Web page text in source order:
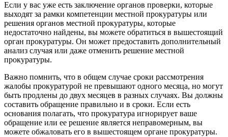
Если у вас уже есть заключение органов проверки, которые
выходят за рамки компетенции местной прокуратуры или
решения органов местной прокуратуры, которые
недостаточно найдены, вы можете обратиться в вышестоящий
орган прокуратуры. Он может предоставить дополнительный
анализ случая или даже отменить решение местной
прокуратуры.
Важно помнить, что в общем случае сроки рассмотрения
жалобы прокуратурой не превышают одного месяца, но могут
быть продлены до двух месяцев в разных случаях. Вы должны
составить обращение правильно и в сроки. Если есть
основания полагать, что прокуратура игнорирует ваше
обращение или ее решение является неправомерным, вы
можете обжаловать его в вышестоящем органе прокуратуры.